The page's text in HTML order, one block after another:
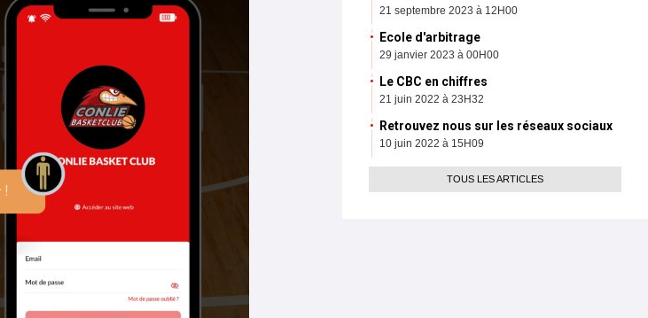
21 septembre 2023 à 12H00
Ecole d'arbitrage
29 janvier 2023 à 00H00
Le CBC en chiffres
21 juin 2022 à 23H32
Retrouvez nous sur les réseaux sociaux
10 juin 2022 à 15H09
TOUS LES ARTICLES